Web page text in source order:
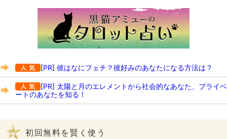
[PR] 彼はなにフェチ？彼好みのあなたになる方法は？
[PR] 太陽と月のエレメントから社会的なあなた、プライベ
ートのあなたを知る！
初回無料を賢く使う